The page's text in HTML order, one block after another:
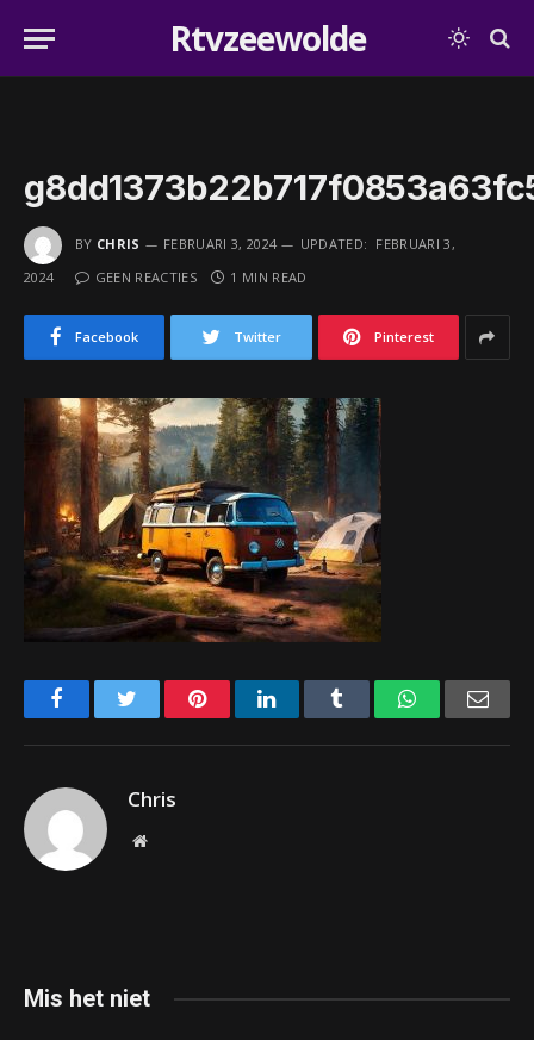
Rtvzeewolde
BY CHRIS FEBRUARI 3, 2024 UPDATED: FEBRUARI 3,
2024
GEEN REACTIES 1 MIN READ
Facebook Twitter Pinterest
FacebookTwitter PinterestLinkedIn Tumblr WhatsApp
Chris
Website
Mis het niet